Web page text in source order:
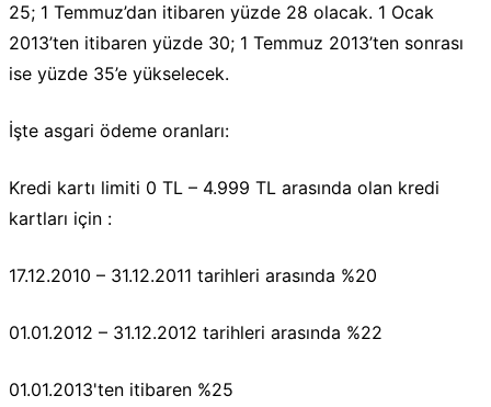
25; 1 Temmuz’dan itibaren yüzde 28 olacak. 1 Ocak
2013’ten itibaren yüzde 30; 1 Temmuz 2013’ten sonrası
ise yüzde 35’e yükselecek.
İşte asgari ödeme oranları:
Kredi kartı limiti 0 TL – 4.999 TL arasında olan kredi
kartları için :
17.12.2010 – 31.12.2011 tarihleri arasında %20
01.01.2012 – 31.12.2012 tarihleri arasında %22
01.01.2013'ten itibaren %25